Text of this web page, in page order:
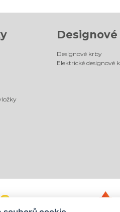
Designové krby
Elektrické designové